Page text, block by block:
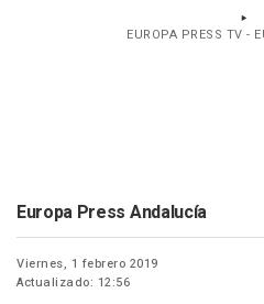
EUROPA PRESS TV -
Europa Press Andalucía
Viernes, 1 febrero 2019
Actualizado: 12:56